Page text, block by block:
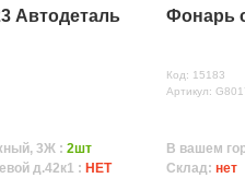
Автодеталь
3Ж : 2шт
д.42к1 : НЕТ
Фонарь
Код: 15183
Артикул:
В вашем
Склад:нет